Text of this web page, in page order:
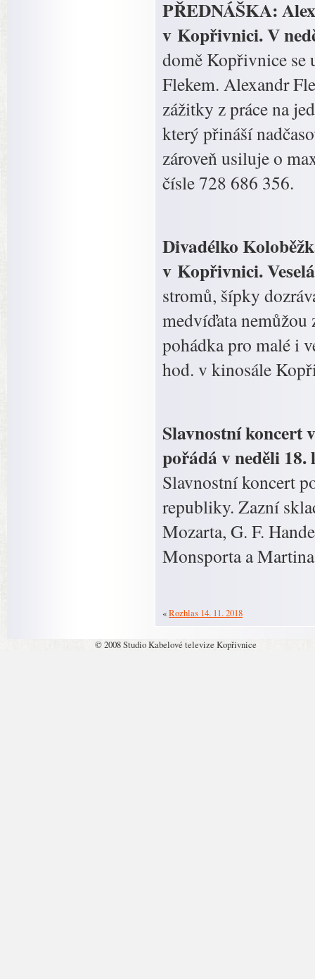
PŘEDNÁŠKA:
v Kopřivnici. V
domě Kopřivnice se
Flekem. Alexandr
zážitky z práce na
který přináší
zároveň usiluje o
čísle 728 686 356.
Divadélko
v Kopřivnici.
stromů, šípky
medvíďata nemůžou
pohádka pro malé i
hod. v kinosále
Slavnostní koncert
pořádá v neděli 18.
Slavnostní koncert
republiky. Zazní
Mozarta, G. F.
Monsporta a
«Rozhlas 14. 11. 2018
© 2008 Studio Kabelové televize Kopřivnice